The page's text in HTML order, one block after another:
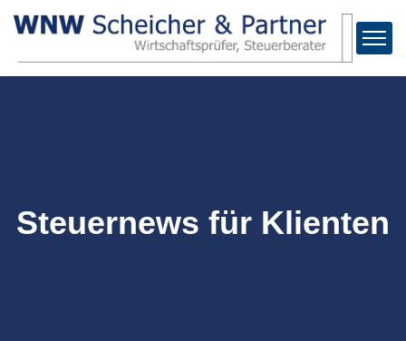
Steuernews für Klienten